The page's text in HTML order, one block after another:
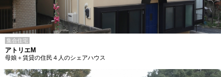
集合住宅
アトリエM
母娘＋賃貸の住民４人のシェアハウス